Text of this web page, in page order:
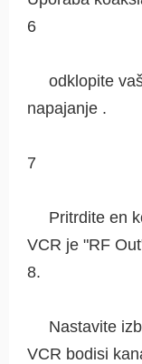
6
odklopite
napajanje .
7
Pritrdite en
VCR je "RF
8.
Nastavite
VCR bodisi